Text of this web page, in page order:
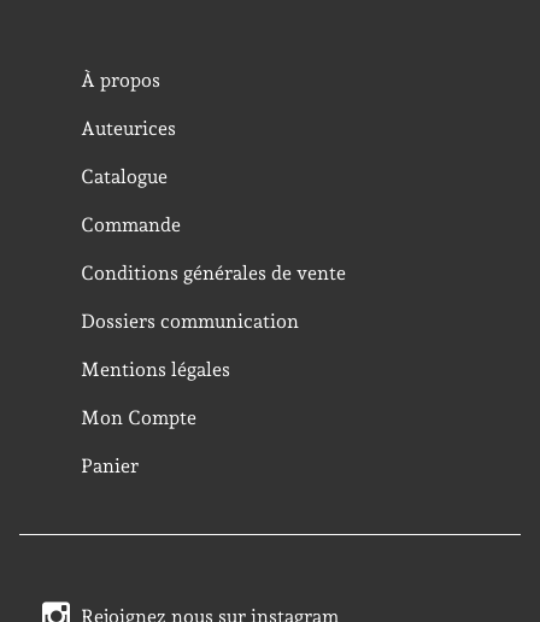
À propos
Auteurices
Catalogue
Commande
Conditions générales de vente
Dossiers communication
Mentions légales
Mon Compte
Panier
Rejoignez nous sur instagram